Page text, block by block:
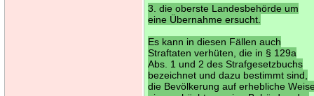
3. die oberste Landesbehörde um
eine Übernahme ersucht.
Es kann in diesen Fällen auch
Straftaten verhüten, die in § 129a
Abs. 1 und 2 des Strafgesetzbuchs
bezeichnet und dazu bestimmt sind,
die Bevölkerung auf erhebliche